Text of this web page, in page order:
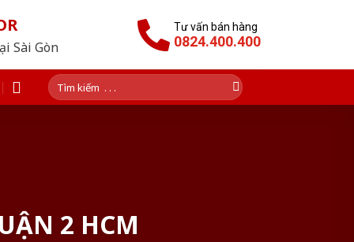
Sài Gòn
Tư vấn bán hàng
0824.400.400
Tìm
kiếm:
2 HCM